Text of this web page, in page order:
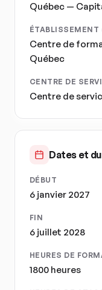
Québec —
ÉTABLISSEMENT
Centre de
Québec
CENTRE DE
Centre de
Dates et
DÉBUT
6 janvier 2027
FIN
6 juillet 2028
HEURES DE
1800 heures